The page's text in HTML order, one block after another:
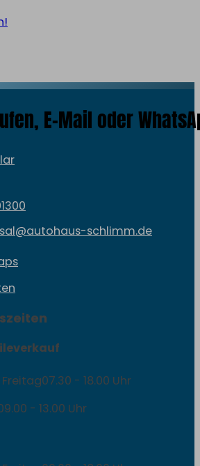
E-Mail oder
schlimm.de
07.30 - 18.00 Uhr
- 13.00 Uhr